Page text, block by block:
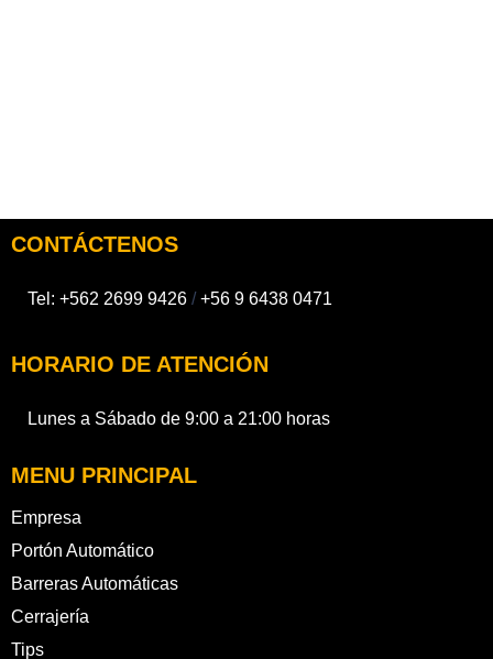
CONTÁCTENOS
Tel: +562 2699 9426 / +56 9 6438 0471
HORARIO DE ATENCIÓN
Lunes a Sábado de 9:00 a 21:00 horas
MENU PRINCIPAL
Empresa
Portón Automático
Barreras Automáticas
Cerrajería
Tips